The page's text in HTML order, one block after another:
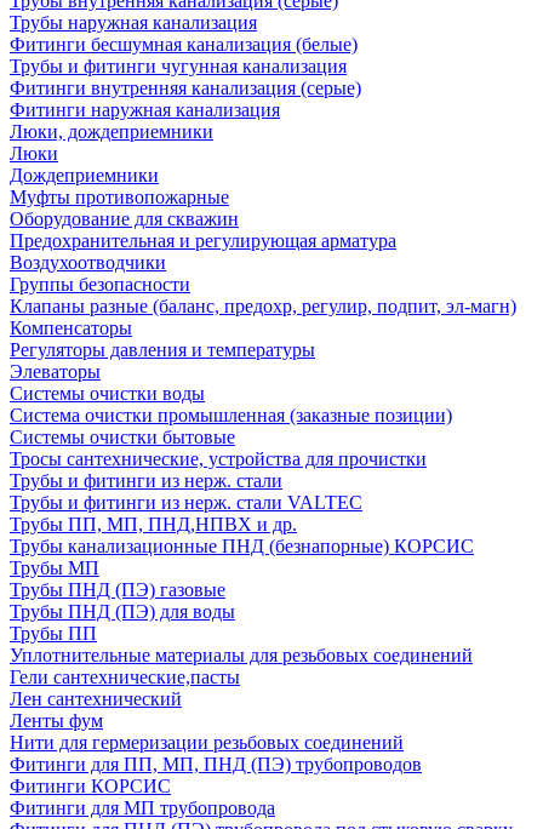
Трубы наружная канализация
Фитинги бесшумная канализация (белые)
Трубы и фитинги чугунная канализация
Фитинги внутренняя канализация (серые)
Фитинги наружная канализация
Люки, дождеприемники
Люки
Дождеприемники
Муфты противопожарные
Оборудование для скважин
Предохранительная и регулирующая арматура
Воздухоотводчики
Группы безопасности
Клапаны разные (баланс, предохр, регулир, подпит, эл-магн)
Компенсаторы
Регуляторы давления и температуры
Элеваторы
Системы очистки воды
Система очистки промышленная (заказные позиции)
Системы очистки бытовые
Тросы сантехнические, устройства для прочистки
Трубы и фитинги из нерж. стали
Трубы и фитинги из нерж. стали VALTEC
Трубы ПП, МП, ПНД,НПВХ и др.
Трубы канализационные ПНД (безнапорные) КОРСИС
Трубы МП
Трубы ПНД (ПЭ) газовые
Трубы ПНД (ПЭ) для воды
Трубы ПП
Уплотнительные материалы для резьбовых соединений
Гели сантехнические,пасты
Лен сантехнический
Ленты фум
Нити для гермеризации резьбовых соединений
Фитинги для ПП, МП, ПНД (ПЭ) трубопроводов
Фитинги КОРСИС
Фитинги для МП трубопровода